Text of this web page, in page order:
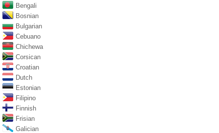
Bengali
Bosnian
Bulgarian
Cebuano
Chichewa
Corsican
Croatian
Dutch
Estonian
Filipino
Finnish
Frisian
Galician